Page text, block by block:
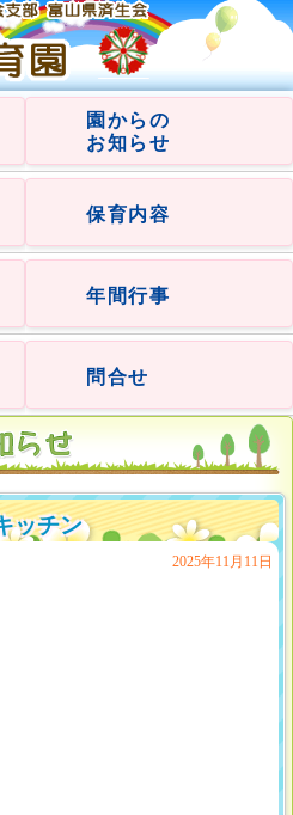
園からの
お知らせ
保育内容
年間行事
問合せ
ッチン
2025年11月11日